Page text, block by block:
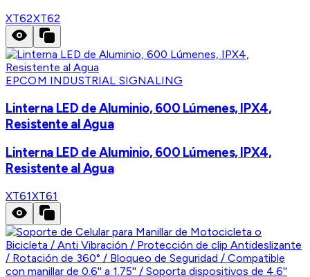
XT62XT62
EPCOM INDUSTRIAL SIGNALING
Linterna LED de Aluminio, 600 Lúmenes, IPX4,
Resistente al Agua
Linterna LED de Aluminio, 600 Lúmenes, IPX4,
Resistente al Agua
XT61XT61